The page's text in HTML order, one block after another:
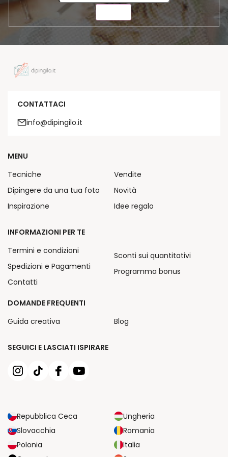
CONTATTACI
info@dipingilo.it
SEGUICI E LASCIATI ISPIRARE
Repubblica Ceca
Ungheria
Slovacchia
Romania
Polonia
Italia
MENU
Tecniche
Dipingere da una tua foto
Inspirazione
Vendite
Novità
Idee regalo
INFORMAZIONI PER TE
Termini e condizioni
Spedizioni e Pagamenti
Contatti
Sconti sui quantitativi
Programma bonus
DOMANDE FREQUENTI
Guida creativa
Blog